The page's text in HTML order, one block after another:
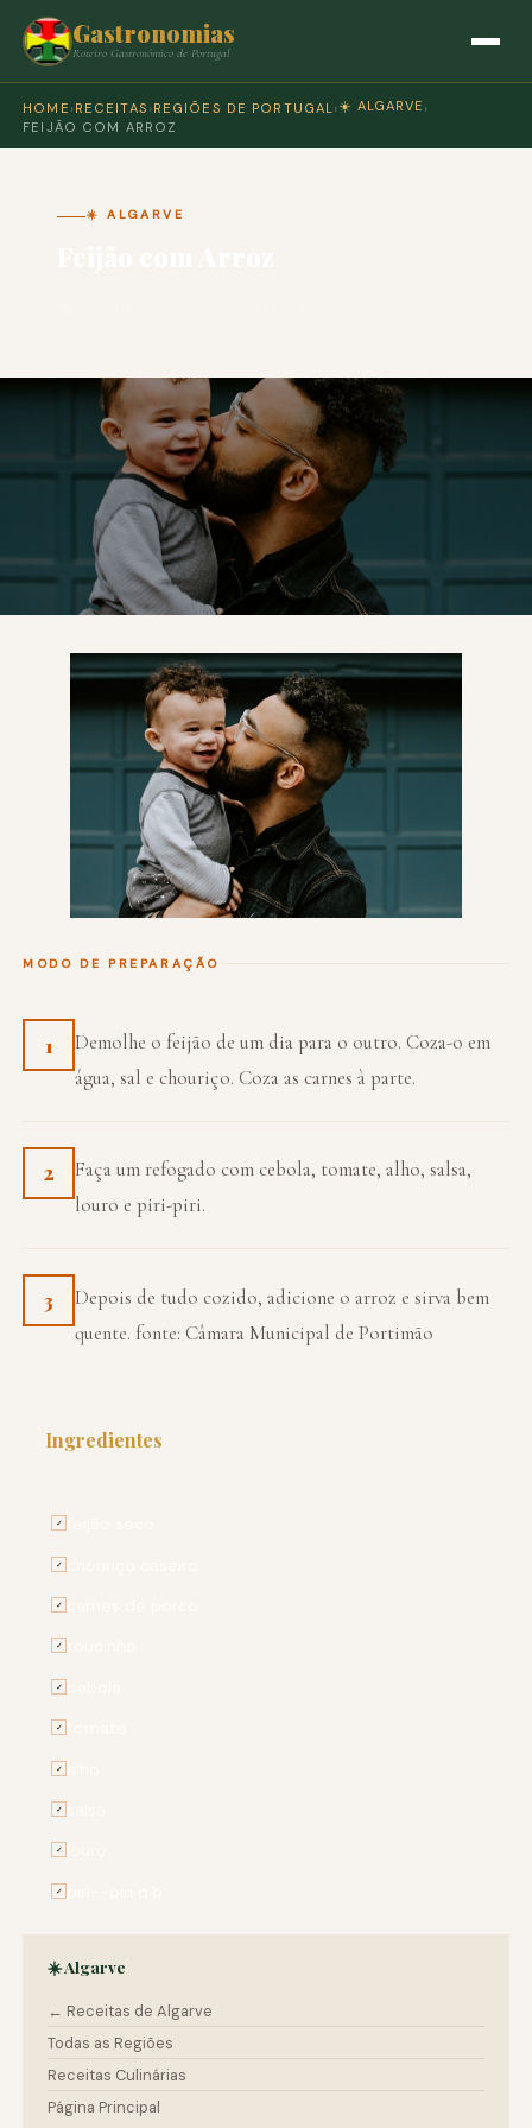
Gastronomias
Roteiro Gastronómico de Portugal
HOME › RECEITAS › REGIÕES DE PORTUGAL › ☀️ ALGARVE ›
FEIJÃO COM ARROZ
☀️ ALGARVE
MODO DE PREPARAÇÃO
1
Demolhe o feijão de um dia para o outro. Coza-o em
água, sal e chouriço. Coza as carnes à parte.
2
Faça um refogado com cebola, tomate, alho, salsa,
louro e piri-piri.
3
Depois de tudo cozido, adicione o arroz e sirva bem
quente. fonte: Câmara Municipal de Portimão
Ingredientes
✓
✓
✓
✓
✓
✓
✓
✓
✓
✓
☀️ Algarve
← Receitas de Algarve
Todas as Regiões
Receitas Culinárias
Página Principal